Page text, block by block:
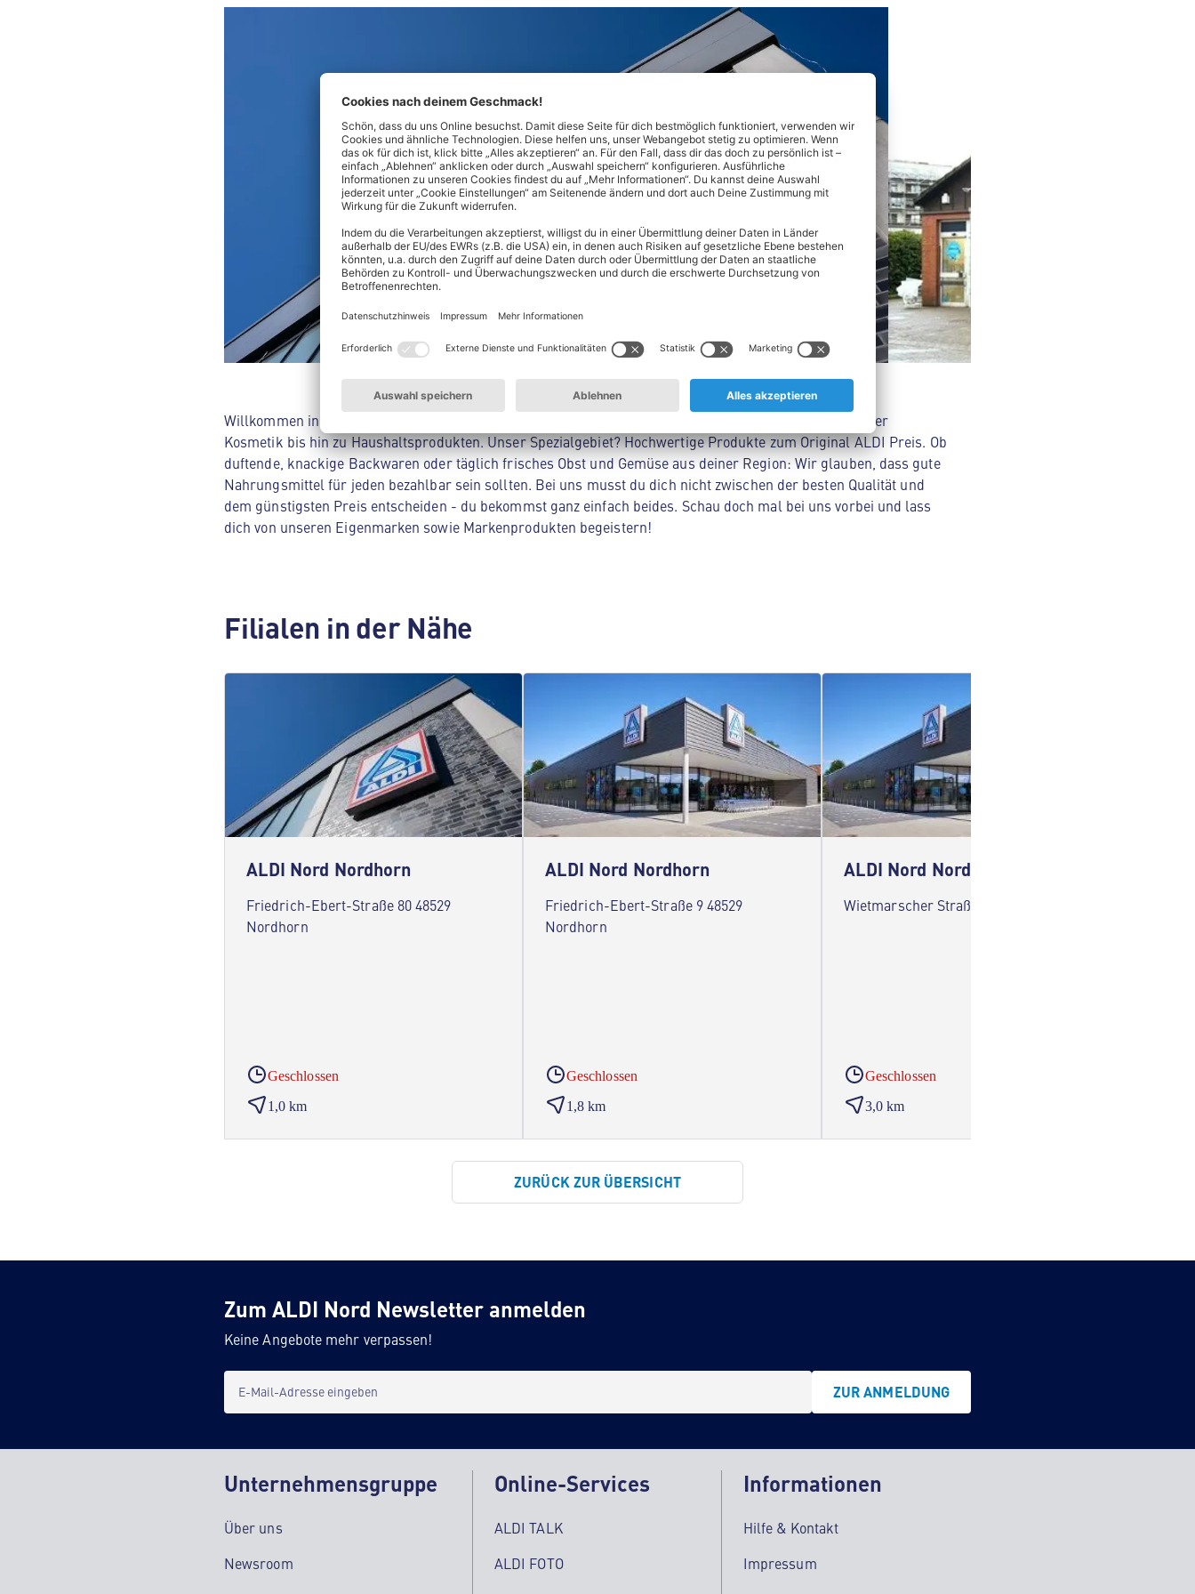
Willkommen in deinem ALDI Nord! Hier findest du alles, was dein Herz begehrt - von Lebensmitteln über
Kosmetik bis hin zu Haushaltsprodukten. Unser Spezialgebiet? Hochwertige Produkte zum Original ALDI Preis. Ob
duftende, knackige Backwaren oder täglich frisches Obst und Gemüse aus deiner Region: Wir glauben, dass gute
Nahrungsmittel für jeden bezahlbar sein sollten. Bei uns musst du dich nicht zwischen der besten Qualität und
dem günstigsten Preis entscheiden - du bekommst ganz einfach beides. Schau doch mal bei uns vorbei und lass
dich von unseren Eigenmarken sowie Markenprodukten begeistern!
Filialen in der Nähe
ALDI Nord Nordhorn
Friedrich-Ebert-Straße 80 48529
Nordhorn
Geschlossen
1,0 km
ALDI Nord Nordhorn
Friedrich-Ebert-Straße 9 48529
Nordhorn
Geschlossen
1,8 km
ALDI Nord Nordhorn
Wietmarscher Straße 8 48531 Nordhorn
Geschlossen
3,0 km
ZURÜCK ZUR ÜBERSICHT
Zum ALDI Nord Newsletter anmelden
Keine Angebote mehr verpassen!
E-Mail-Adresse eingeben ZUR ANMELDUNG
Unternehmensgruppe
Über uns
Newsroom
Online-Services
ALDI TALK
ALDI FOTO
Informationen
Hilfe & Kontakt
Impressum